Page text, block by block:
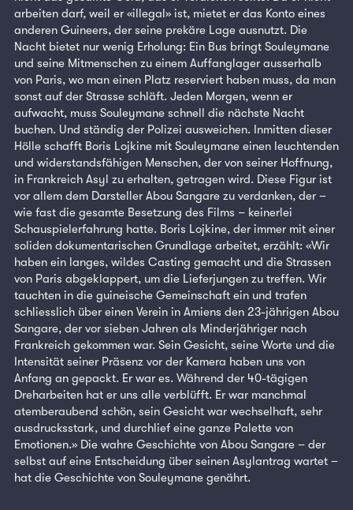
arbeiten darf, weil er «illegal» ist, mietet er das Konto eines
anderen Guineers, der seine prekäre Lage ausnutzt. Die
Nacht bietet nur wenig Erholung: Ein Bus bringt Souleymane
und seine Mitmenschen zu einem Auffanglager ausserhalb
von Paris, wo man einen Platz reserviert haben muss, da man
sonst auf der Strasse schläft. Jeden Morgen, wenn er
aufwacht, muss Souleymane schnell die nächste Nacht
buchen. Und ständig der Polizei ausweichen. Inmitten dieser
Hölle schafft Boris Lojkine mit Souleymane einen leuchtenden
und widerstandsfähigen Menschen, der von seiner Hoffnung,
in Frankreich Asyl zu erhalten, getragen wird. Diese Figur ist
vor allem dem Darsteller Abou Sangare zu verdanken, der –
wie fast die gesamte Besetzung des Films – keinerlei
Schauspielerfahrung hatte. Boris Lojkine, der immer mit einer
soliden dokumentarischen Grundlage arbeitet, erzählt: «Wir
haben ein langes, wildes Casting gemacht und die Strassen
von Paris abgeklappert, um die Lieferjungen zu treffen. Wir
tauchten in die guineische Gemeinschaft ein und trafen
schliesslich über einen Verein in Amiens den 23-jährigen Abou
Sangare, der vor sieben Jahren als Minderjähriger nach
Frankreich gekommen war. Sein Gesicht, seine Worte und die
Intensität seiner Präsenz vor der Kamera haben uns von
Anfang an gepackt. Er war es. Während der 40-tägigen
Dreharbeiten hat er uns alle verblüfft. Er war manchmal
atemberaubend schön, sein Gesicht war wechselhaft, sehr
ausdrucksstark, und durchlief eine ganze Palette von
Emotionen.» Die wahre Geschichte von Abou Sangare – der
selbst auf eine Entscheidung über seinen Asylantrag wartet –
hat die Geschichte von Souleymane genährt.